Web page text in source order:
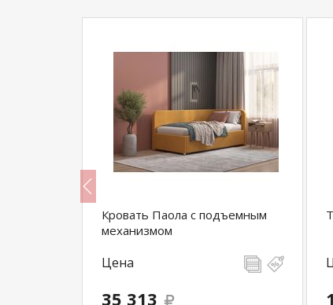
Кровать Паола с подъемным
механизмом
Цена
35 313